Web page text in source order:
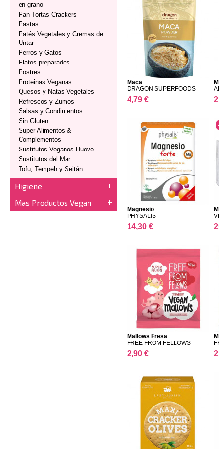
en grano
Pan Tortas Crackers
Pastas
Patés Vegetales y Cremas de
Untar
Perros y Gatos
Platos preparados
Postres
Proteinas Veganas
Quesos y Natas Vegetales
Refrescos y Zumos
Salsas y Condimentos
Sin Gluten
Super Alimentos &
Complementos
Sustitutos Veganos Huevo
Sustitutos del Mar
Tofu, Tempeh y Seitán
Higiene
Mas Productos Vegan
Maca
DRAGON SUPERFOODS
4,79 €
Magnesio
PHYSALIS
14,30 €
Mallows Fresa
FREE FROM FELLOWS
2,90 €